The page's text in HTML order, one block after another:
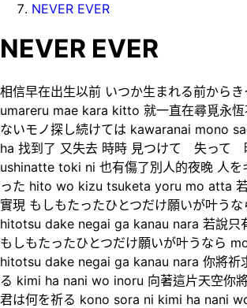
NEVER EVER
NEVER EVER
相信早在出生以前 いつか生まれる前から
umareru mae kara kitto 就一直在尋覓永恆
ないモノ探し続けては kawaranai mono
ha 找到了 又失去 時時 見つけて 失って
ushinatte toki ni 也有傷了別人的夜晚 人を
った hito wo kizu tsuketa yoru mo atta
實現 もしもたったひとつだけ願いが叶う
hitotsu dake negai ga kanau nara 若說只
もしもたったひとつだけ願いが叶うなら
hitotsu dake negai ga kanau nara 你將祈
る kimi ha nani wo inoru 向著這片天空你
君は何を祈る kono sora ni kimi ha nani